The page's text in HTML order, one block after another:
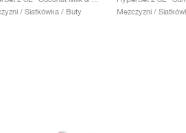
/ Siatkówka / Buty
Mezczyzni /